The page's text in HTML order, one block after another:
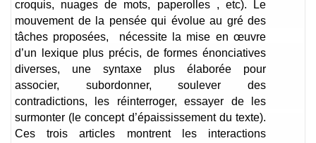
croquis, nuages de mots, paperolles , etc). Le
mouvement de la pensée qui évolue au gré des
tâches proposées, nécessite la mise en œuvre
d’un lexique plus précis, de formes énonciatives
diverses, une syntaxe plus élaborée pour
associer, subordonner, soulever des
contradictions, les réinterroger, essayer de les
surmonter (le concept d’épaississement du texte).
Ces trois articles montrent les interactions